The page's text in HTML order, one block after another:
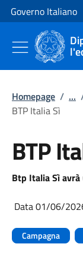
Vai al contenuto
Vai alla navigazione
Governo Italiano
Homepage / ...
BTP Italia Sì
BTP
Btp Italia Sì
Data 01/06/
Campagna